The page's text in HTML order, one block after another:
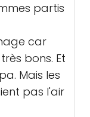
partis
car
bons. Et
Mais les
pas l'air